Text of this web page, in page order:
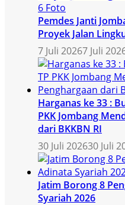
6 Foto
Pemdes Janti
Proyek Jalan
7 Juli 20267 Juli
Harganas ke 33 :
PKK Jombang
dari BKKBN RI
30 Juli 202630 Juli
Jatim Borong 8
Syariah 2026